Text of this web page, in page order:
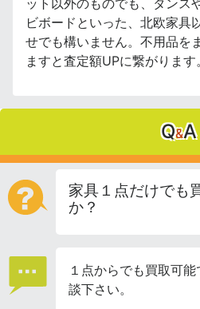
ット以外のものでも、タンス
ビボードといった、北欧家具
せでも構いません。不用品を
ますと査定額UPに繋がります。
Q&A
家具１点だけでも
か？
１点からでも買取可
談下さい。